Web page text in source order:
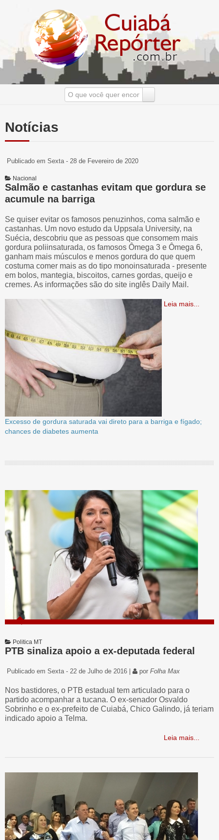
Notícias
Publicado em Sexta - 28 de Fevereiro de 2020
Nacional
Salmão e castanhas evitam que gordura se
acumule na barriga
Se quiser evitar os famosos penuzinhos, coma salmão e
castanhas. Um novo estudo da Uppsala University, na
Suécia, descobriu que as pessoas que consomem mais
gordura poliinsaturada, os famosos Ômega 3 e Ômega 6,
ganham mais músculos e menos gordura do que quem
costuma comer mais as do tipo monoinsaturada - presente
em bolos, mantegia, biscoitos, carnes gordas, queijo e
cremes. As informações são do site inglês Daily Mail.
Leia mais...
Excesso de gordura saturada vai direto para a barriga e fígado;
chances de diabetes aumenta
Politica MT
PTB sinaliza apoio a ex-deputada federal
Publicado em Sexta - 22 de Julho de 2016 | por Folha Max
Nos bastidores, o PTB estadual tem articulado para o
partido acompanhar a tucana. O ex-senador Osvaldo
Sobrinho e o ex-prefeito de Cuiabá, Chico Galindo, já teriam
indicado apoio a Telma.
Leia mais...